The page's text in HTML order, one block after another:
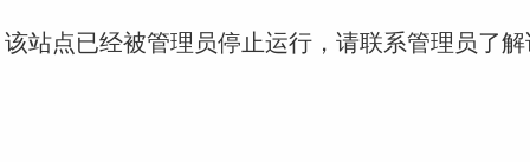
站点已经被管理员停止运行，请联系管理员了